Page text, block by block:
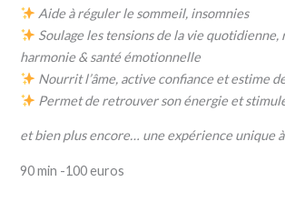
Aide à réguler le sommeil, insomnies
Soulage les tensions de la vie quotidienne,
harmonie & santé émotionnelle
Nourrit l’âme, active confiance et estime
Permet de retrouver son énergie et
et bien plus encore… une expérience unique
90 min -100 euros